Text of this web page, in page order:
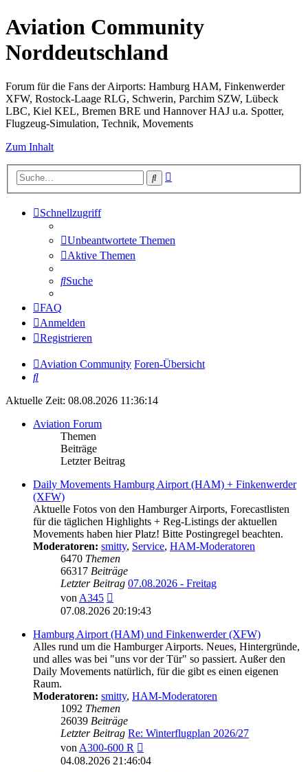
Aviation Community
Norddeutschland
Forum für die Fans der Airports: Hamburg HAM, Finkenwerder
XFW, Rostock-Laage RLG, Schwerin, Parchim SZW, Lübeck
LBC, Kiel KEL, Bremen BRE und Hannover HAJ u.a. Spotter,
Flugzeug-Simulation, Technik, Movements
Zum Inhalt
Suche
Schnellzugriff
Unbeantwortete Themen
Aktive Themen
Suche
FAQ
Anmelden
Registrieren
Aviation Community Foren-Übersicht
Suche
Aktuelle Zeit: 08.08.2026 11:36:14
Aviation Forum
Themen
Beiträge
Letzter Beitrag
Daily Movements Hamburg Airport (HAM) + Finkenwerder
(XFW)
Aktuelle Fotos von den Hamburger Airports, Forecastlisten
für die täglichen Highlights + Reg-Listings der aktuellen
Movements haben hier Platz! Bitte Postingregel beachten.
Moderatoren: smitty, Service, HAM-Moderatoren
6470 Themen
66317 Beiträge
Letzter Beitrag 07.08.2026 - Freitag
vonA345
Beitrag
07.08.2026 20:19:43
Hamburg Airport (HAM) und Finkenwerder (XFW)
Alles rund um die Hamburger Airports. Neues, Hintergründe,
und alles was bei "uns vor der Tür" so passiert. Außer den
Daily Movements natürlich, für die gibt es einen eigenen
Raum.
Moderatoren: smitty, HAM-Moderatoren
1092 Themen
26039 Beiträge
Letzter Beitrag Re: Winterflugplan 2026/27
vonA300-600 R
Beitrag
04.08.2026 21:46:04